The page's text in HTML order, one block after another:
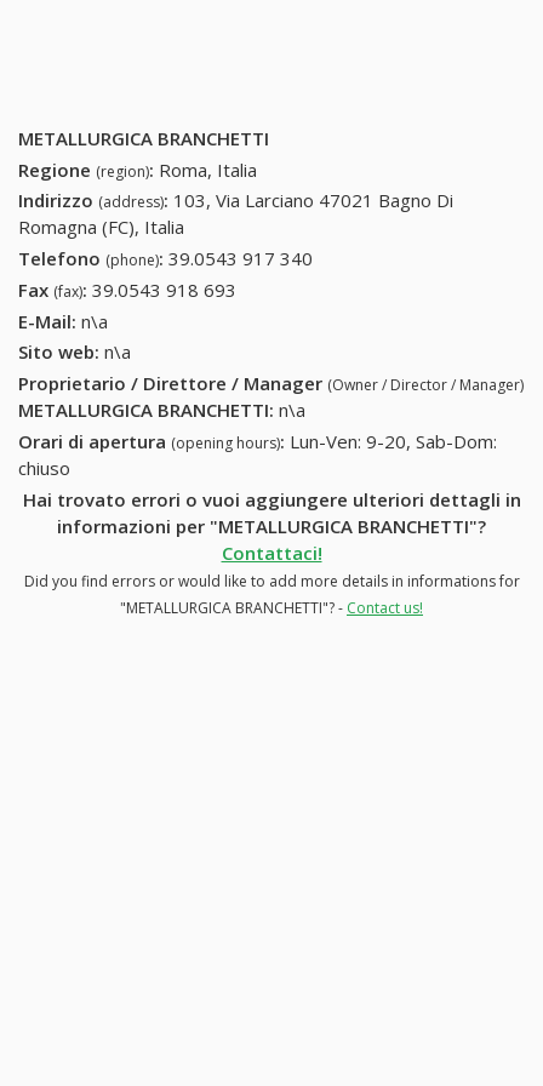
METALLURGICA BRANCHETTI
Regione (region): Roma, Italia
Indirizzo (address): 103, Via Larciano 47021 Bagno Di
Romagna (FC), Italia
Telefono (phone): 39.0543 917 340
Fax (fax): 39.0543 918 693
E-Mail: n\a
Sito web: n\a
Proprietario / Direttore / Manager (Owner / Director / Manager)
METALLURGICA BRANCHETTI: n\a
Orari di apertura (opening hours): Lun-Ven: 9-20, Sab-Dom:
chiuso
Hai trovato errori o vuoi aggiungere ulteriori dettagli in
informazioni per "METALLURGICA BRANCHETTI"?
Contattaci!
Did you find errors or would like to add more details in informations for
"METALLURGICA BRANCHETTI"? - Contact us!